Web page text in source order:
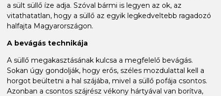
a sült süllő íze adja. Szóval bármi is legyen az ok, az
vitathatatlan, hogy a süllő az egyik legkedveltebb ragadozó
halfajta Magyarországon.
A bevágás technikája
A süllő megakasztásának kulcsa a megfelelő bevágás.
Sokan úgy gondolják, hogy erős, széles mozdulattal kell a
horgot beültetni a hal szájába, mivel a süllő pofája csontos.
Azonban a csontos szájrész vékony hártyával van borítva,